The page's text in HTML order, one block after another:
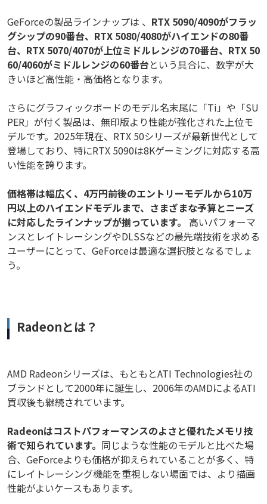
GeForceの製品ラインナップは 、 RTX 5090/4090がフラッ
グシップの90番台、RTX 5080/4080がハイエンドの80番
台、RTX 5070/4070が上位ミドルレンジの70番台、RTX 50
60/4060がミドルレンジの60番台という具合に、数字が大
きいほど高性能・高価格となります。
さらにグラフィックボードのモデル名末尾に「Ti」や「SU
PER」が付く製品は、無印版より性能が強化された上位モ
デルです。2025年現在、RTX 50シリーズが最新世代として
登場しており、特にRTX 5090は8Kゲーミングに対応する高
い性能を誇ります。
価格帯は幅広く、4万円前後のエントリーモデルから10万
円以上のハイエンドモデルまで、さまざまな予算とニーズ
に対応したラインナップが揃っています。 高いパフォーマ
ンスとレイトレーシングやDLSSなどの最先端技術を求める
ユーザーにとって、GeForceは最適な選択肢となるでしょ
う。
Radeonとは？
AMD Radeonシリーズは、もともとATI Technologies社の
ブランドとして2000年に誕生し、2006年のAMDによるATI
買収後も継続されています。
Radeonはコストパフォーマンスのよさと優れたメモリ技
術で知られています。 同じような性能のモデルと比べた場
合、GeForceよりも価格が抑えられていることが多く、特
にレイトレーシング機能を重視しない場面では、より描画
性能がよいケースもあります。